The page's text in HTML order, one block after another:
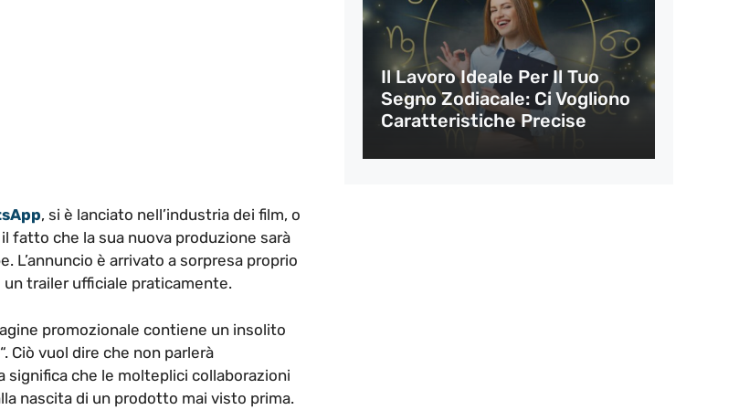
, si è lanciato nell’industria dei film, o
fatto che la sua nuova produzione sarà
L’annuncio è arrivato a sorpresa proprio
un trailer ufficiale praticamente.
promozionale contiene un insolito
“. Ciò vuol dire che non parlerà
significa che le molteplici collaborazioni
nascita di un prodotto mai visto prima.
Il Lavoro Ideale Per Il Tuo
Segno Zodiacale: Ci Vogliono
Caratteristiche Precise